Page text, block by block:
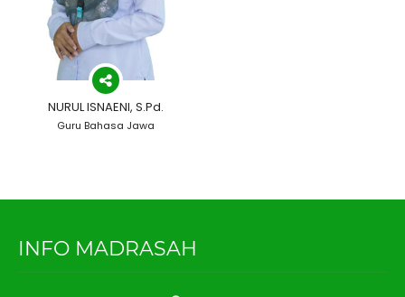
NURUL ISNAENI, S.Pd.
Guru Bahasa Jawa
INFO MADRASAH